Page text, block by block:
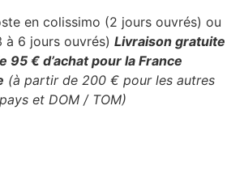
en colissimo (2 jours ouvrés) ou
à 6 jours ouvrés) Livraison gratuite
95 € d’achat pour la France
(à partir de 200 € pour les autres
pays et DOM / TOM)